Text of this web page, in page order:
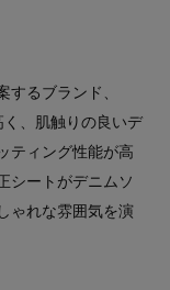
するブランド、
く、肌触りの良いデ
ティング性能が高
シートがデニムソ
ゃれな雰囲気を演